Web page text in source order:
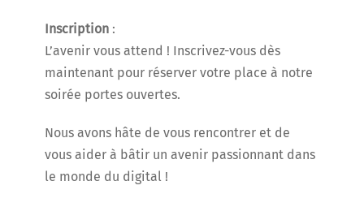
Inscription :
L’avenir vous attend ! Inscrivez-vous dès
maintenant pour réserver votre place à notre
soirée portes ouvertes.
Nous avons hâte de vous rencontrer et de
vous aider à bâtir un avenir passionnant dans
le monde du digital !